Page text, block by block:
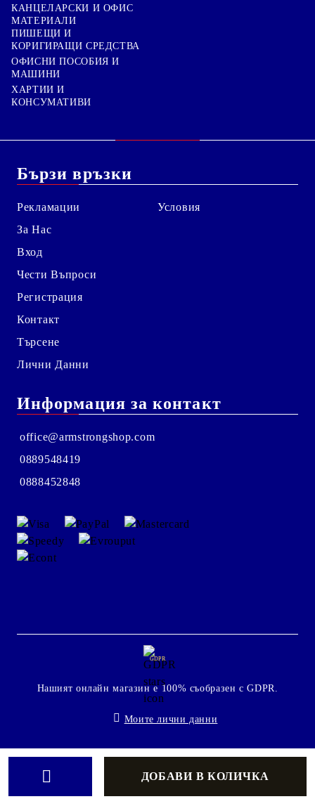
КАНЦЕЛАРСКИ И ОФИС
МАТЕРИАЛИ
ПИШЕЩИ И
КОРИГИРАЩИ СРЕДСТВА
ОФИСНИ ПОСОБИЯ И
МАШИНИ
ХАРТИИ И
КОНСУМАТИВИ
Бързи връзки
Рекламации
За Нас
Вход
Чести Въпроси
Регистрация
Контакт
Търсене
Лични Данни
Условия
Информация за контакт
office@armstrongshop.com
0889548419
0888452848
GDPR
Нашият онлайн магазин е 100% съобразен с GDPR.
Моите лични данни